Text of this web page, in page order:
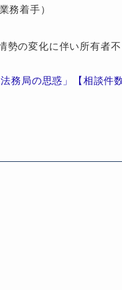
着手）
勢の変化に伴い所有者不
務局の思惑」【相談件